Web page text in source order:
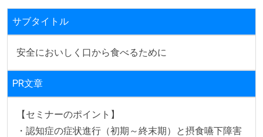
サブタイトル
安全においしく口から食べるために
PR文章
【セミナーのポイント】
・認知症の症状進行（初期～終末期）と摂食嚥下障害